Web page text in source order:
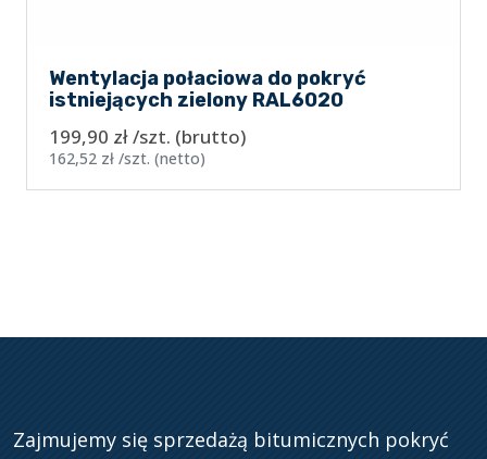
Wentylacja połaciowa do pokryć
istniejących zielony RAL6020
199,90 zł/szt. (brutto)
162,52 zł /szt. (netto)
Zajmujemy się sprzedażą bitumicznych pokryć